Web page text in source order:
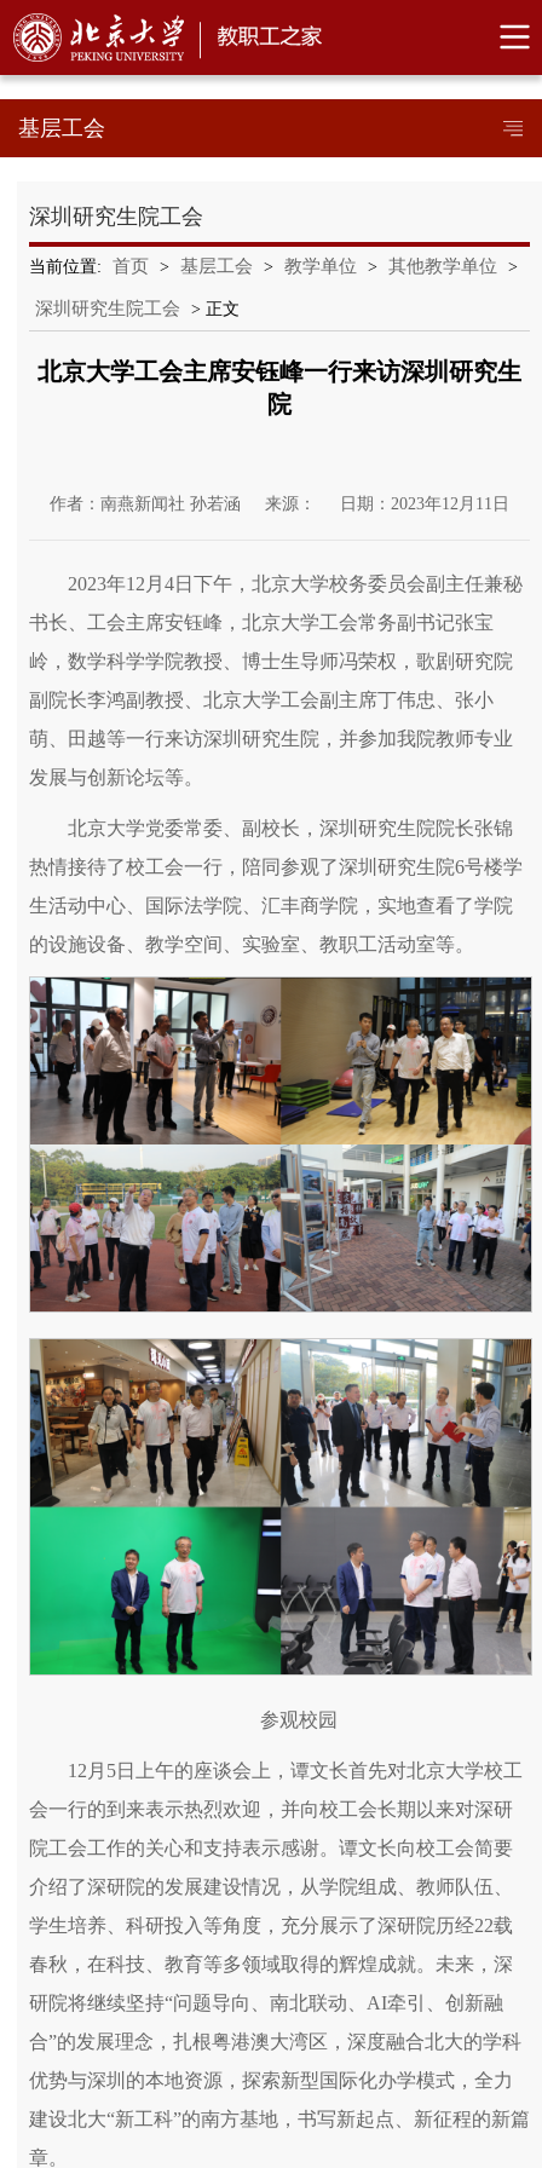
基层工会
深圳研究生院工会
当前位置: 首页 > 基层工会 > 教学单位 > 其他教学单位 >
深圳研究生院工会 > 正文
北京大学工会主席安钰峰一行来访深圳研究生
院
作者：南燕新闻社 孙若涵 来源： 日期：2023年12月11日
2023年12月4日下午，北京大学校务委员会副主任兼秘
书长、工会主席安钰峰，北京大学工会常务副书记张宝
岭，数学科学学院教授、博士生导师冯荣权，歌剧研究院
副院长李鸿副教授、北京大学工会副主席丁伟忠、张小
萌、田越等一行来访深圳研究生院，并参加我院教师专业
发展与创新论坛等。
北京大学党委常委、副校长，深圳研究生院院长张锦
热情接待了校工会一行，陪同参观了深圳研究生院6号楼学
生活动中心、国际法学院、汇丰商学院，实地查看了学院
的设施设备、教学空间、实验室、教职工活动室等。
参观校园
12月5日上午的座谈会上，谭文长首先对北京大学校工
会一行的到来表示热烈欢迎，并向校工会长期以来对深研
院工会工作的关心和支持表示感谢。谭文长向校工会简要
介绍了深研院的发展建设情况，从学院组成、教师队伍、
学生培养、科研投入等角度，充分展示了深研院历经22载
春秋，在科技、教育等多领域取得的辉煌成就。未来，深
研院将继续坚持“问题导向、南北联动、AI牵引、创新融
合”的发展理念，扎根粤港澳大湾区，深度融合北大的学科
优势与深圳的本地资源，探索新型国际化办学模式，全力
建设北大“新工科”的南方基地，书写新起点、新征程的新篇
章。